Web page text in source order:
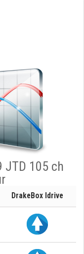
JTD 105 ch
DrakeBox Idrive